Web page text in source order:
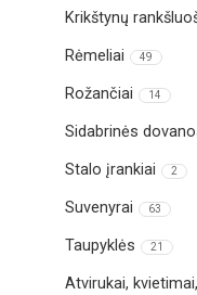
Krikštynų
Rėmeliai 49
Rožančiai 14
Sidabrinės
Stalo įrankiai 2
Suvenyrai 63
Taupyklės 21
Atvirukai,